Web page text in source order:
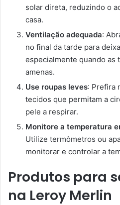
solar direta, reduzindo o
casa.
Ventilação adequada:
no final da tarde para
especialmente quando as
amenas.
Use roupas leves: Prefira
tecidos que permitam a
pele a respirar.
Monitore a temperatura
Utilize termômetros ou
monitorar e controlar a
Produtos para
na Leroy Merlin